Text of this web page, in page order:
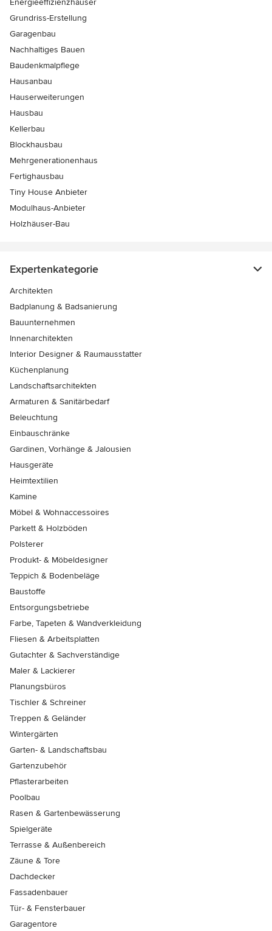
Energieeffizienzhäuser
Grundriss-Erstellung
Garagenbau
Nachhaltiges Bauen
Baudenkmalpflege
Hausanbau
Hauserweiterungen
Hausbau
Kellerbau
Blockhausbau
Mehrgenerationenhaus
Fertighausbau
Tiny House Anbieter
Modulhaus-Anbieter
Holzhäuser-Bau
Expertenkategorie
Architekten
Badplanung & Badsanierung
Bauunternehmen
Innenarchitekten
Interior Designer & Raumausstatter
Küchenplanung
Landschaftsarchitekten
Armaturen & Sanitärbedarf
Beleuchtung
Einbauschränke
Gardinen, Vorhänge & Jalousien
Hausgeräte
Heimtextilien
Kamine
Möbel & Wohnaccessoires
Parkett & Holzböden
Polsterer
Produkt- & Möbeldesigner
Teppich & Bodenbeläge
Baustoffe
Entsorgungsbetriebe
Farbe, Tapeten & Wandverkleidung
Fliesen & Arbeitsplatten
Gutachter & Sachverständige
Maler & Lackierer
Planungsbüros
Tischler & Schreiner
Treppen & Geländer
Wintergärten
Garten- & Landschaftsbau
Gartenzubehör
Pflasterarbeiten
Poolbau
Rasen & Gartenbewässerung
Spielgeräte
Terrasse & Außenbereich
Zäune & Tore
Dachdecker
Fassadenbauer
Tür- & Fensterbauer
Garagentore